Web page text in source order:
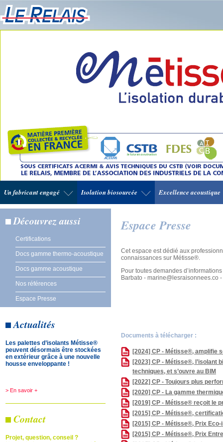
Un fabricant engagé Isolation biosourcée Excellence acoustique
Découvrez aussi
Certifications
Docs gamme thermo-acoustique
Docs gamme acoustique
Nos références
Espace Presse
Actualités
Les palettes d’isolants Métisse®
peuvent désormais être stockées
en extérieur grâce à une nouvelle
housse enveloppante !
> En savoir +
Contact
Projet, question, conseil ?
Espace Presse
Cet espace est dédié aux
connaissances sur Métisse®.
Pour toutes demandes
Barbato - marine@lesraisonnees.co
Documents à télécharger :
[2024] CP - Métisse®, amplifie
[2023] CP - Métisse®, l’isolant
techniques, et s’ouvre au BIM
[2022] CP - Toujours plus
[2020] CP - La gamme
[2019] CP - Métisse® reçoit le
[2015] CP - Métisse®,
[2015] CP - Métisse®, Prix Eco-
[2015] CP - Métisse®, Prix